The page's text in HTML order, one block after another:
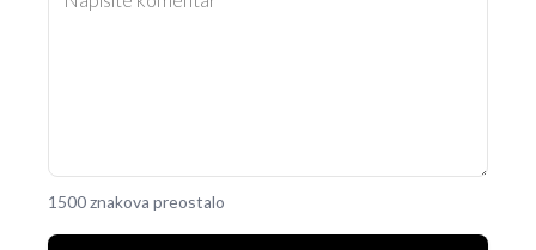
1500 znakova preostalo